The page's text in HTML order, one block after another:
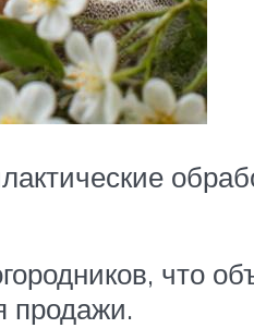
что
продажи.